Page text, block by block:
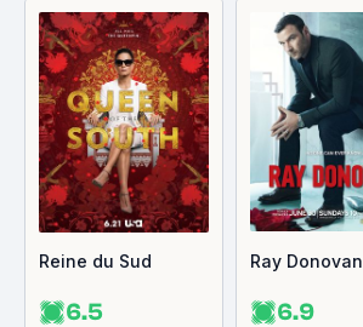
Reine du Sud
6.5
Ray Donovan
6.9